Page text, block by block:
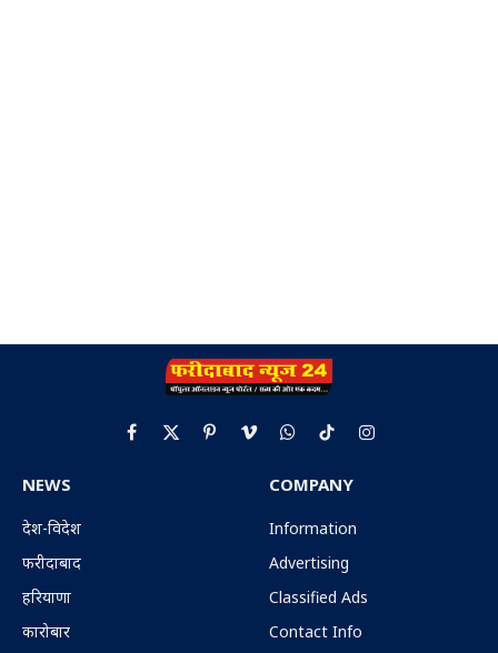
Facebook
X
PinterestVimeoWhatsApp
TikTokInstagram
NEWS
देश-विदेश
फरीदाबाद
हरियाणा
कारोबार
COMPANY
Information
Advertising
Classified Ads
Contact Info